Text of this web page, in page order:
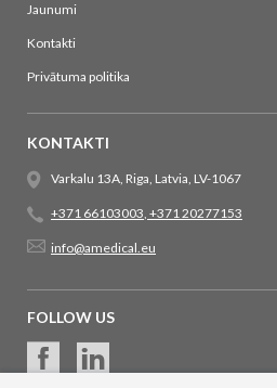
Jaunumi
Kontakti
Privātuma politika
KONTAKTI
Varkalu 13A, Riga, Latvia, LV-1067
+371 66103003, +371 20277153
info@amedical.eu
FOLLOW US